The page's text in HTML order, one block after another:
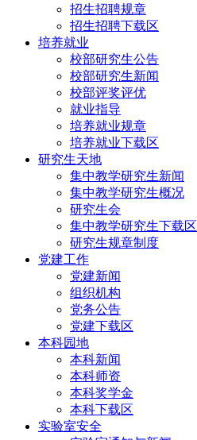
招生招聘规章
招生招聘下载区
培养就业
校部研究生公告
校部研究生新闻
校部评奖评优
就业指导
培养就业规章
培养就业下载区
研究生天地
集中教学研究生新闻
集中教学研究生概况
研究生会
集中教学研究生下载区
研究生规章制度
党建工作
党建新闻
组织机构
党务公告
党建下载区
本科园地
本科新闻
本科师资
本科奖学金
本科下载区
实验室安全